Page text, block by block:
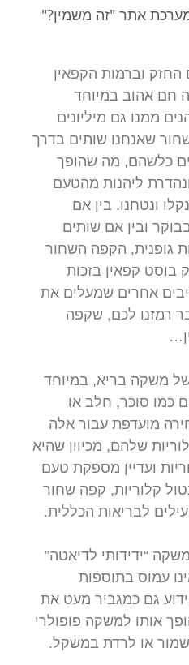
אתר "זה משמין?"
וברמות הקפאין
חם אהוב במיוחד
ממנו גם מיליונים
שאנחנו שותים בדרך
כלשהם, מה שהופך
ליהנות מהטעם
ונטחנו. בין אם
ובין אם שותים
גופנית, הקפה השחור
בוסט קפאין בזכות
אחרים שמעלים את
רמזנו לכם, שקפה
משקה בריא, במיוחד
כמו סוכר, חלב או
מועדפת עבור אלה
שלהם, מכיוון שהיא
ועדיין מספקת טעם
קלוריות, קפה שחור
לבריאות הכללית.
“ידידותי לדיאטה”
עמוס בתוספות
גם כמגביר מעט את
אותו למשקה פופולרי
או לרדת במשקל.